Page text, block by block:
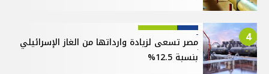
4
مصر تسعى لزيادة وارداتها من الغاز الإسرائيلي
بنسبة 12.5%